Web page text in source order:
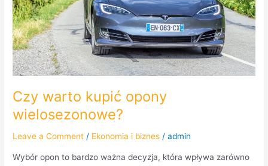
Czy warto kupić opony
wielosezonowe?
Leave a Comment / Ekonomia i biznes /admin
Wybór opon to bardzo ważna decyzja, która wpływa zarówno